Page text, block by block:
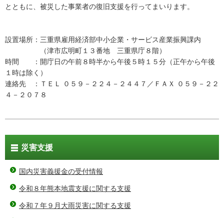
とともに、被災した事業者の復旧支援を行ってまいります。
設置場所：三重県雇用経済部中小企業・サービス産業振興課内
（津市広明町１３番地 三重県庁８階）
時間 ：開庁日の午前８時半から午後５時１５分（正午から午後
１時は除く）
連絡先 ：ＴＥＬ ０５９－２２４－２４４７／ＦＡＸ ０５９－２２
４－２０７８
災害支援
国内災害義援金の受付情報
令和８年熊本地震支援に関する支援
令和７年９月大雨災害に関する支援